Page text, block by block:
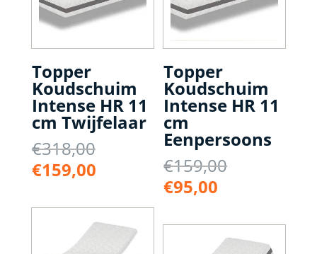
Topper
Koudschuim
Intense HR 11
cm Twijfelaar
€318,00Oorspronkelijke
prijs
€318,00.
€159,00Huidige
is:
€159,00.
Topper
Koudschuim
Intense HR 11
cm
Eenpersoons
€159,00
€159,00.
€95,00
is:
€95,00.